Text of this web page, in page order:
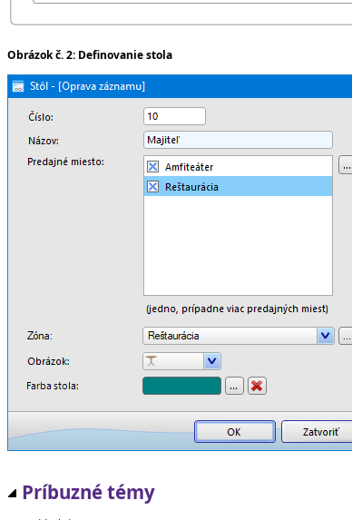
Obrázok č. 2: Definovanie stola
Príbuzné témy